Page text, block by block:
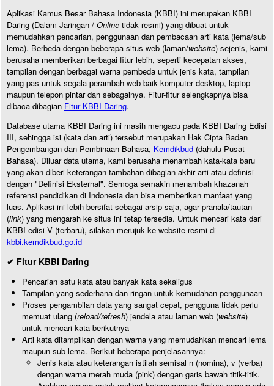
Aplikasi Kamus Besar Bahasa Indonesia (KBBI) ini merupakan KBBI
Daring (Dalam Jaringan / Online tidak resmi) yang dibuat untuk
memudahkan pencarian, penggunaan dan pembacaan arti kata (lema/sub
lema). Berbeda dengan beberapa situs web (laman/website) sejenis, kami
berusaha memberikan berbagai fitur lebih, seperti kecepatan akses,
tampilan dengan berbagai warna pembeda untuk jenis kata, tampilan
yang pas untuk segala perambah web baik komputer desktop, laptop
maupun telepon pintar dan sebagainya. Fitur-fitur selengkapnya bisa
dibaca dibagian Fitur KBBI Daring.
Database utama KBBI Daring ini masih mengacu pada KBBI Daring Edisi
III, sehingga isi (kata dan arti) tersebut merupakan Hak Cipta Badan
Pengembangan dan Pembinaan Bahasa, Kemdikbud (dahulu Pusat
Bahasa). Diluar data utama, kami berusaha menambah kata-kata baru
yang akan diberi keterangan tambahan dibagian akhir arti atau definisi
dengan "Definisi Eksternal". Semoga semakin menambah khazanah
referensi pendidikan di Indonesia dan bisa memberikan manfaat yang
luas. Aplikasi ini lebih bersifat sebagai arsip saja, agar pranala/tautan
(link) yang mengarah ke situs ini tetap tersedia. Untuk mencari kata dari
KBBI edisi V (terbaru), silakan merujuk ke website resmi di
kbbi.kemdikbud.go.id
✔ Fitur KBBI Daring
Pencarian satu kata atau banyak kata sekaligus
Tampilan yang sederhana dan ringan untuk kemudahan penggunaan
Proses pengambilan data yang sangat cepat, pengguna tidak perlu
memuat ulang (reload/refresh) jendela atau laman web (website)
untuk mencari kata berikutnya
Arti kata ditampilkan dengan warna yang memudahkan mencari lema
maupun sub lema. Berikut beberapa penjelasannya:
Jenis kata atau keterangan istilah semisal n (nomina), v (verba)
dengan warna merah muda (pink) dengan garis bawah titik-titik.